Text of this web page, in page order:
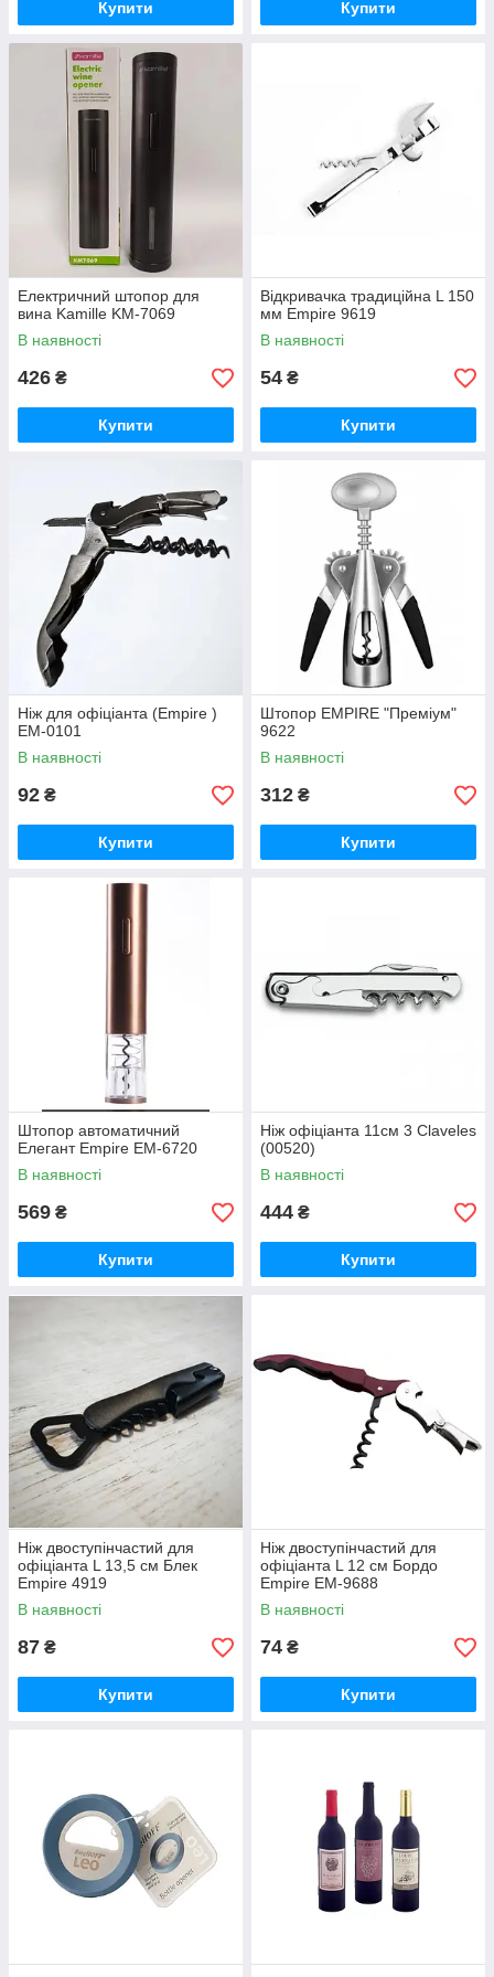
Купити Купити
Електричний штопор для
вина Kamille KM-7069
В наявності
426 ₴
Купити
Відкривачка традиційна L 150
мм Empire 9619
В наявності
54 ₴
Купити
Ніж для офіціанта (Empire )
EM-0101
В наявності
92 ₴
Купити
Штопор EMPIRE "Преміум"
9622
В наявності
312 ₴
Купити
Штопор автоматичний
Елегант Empire EM-6720
В наявності
569 ₴
Купити
Ніж офіціанта 11см 3 Claveles
(00520)
В наявності
444 ₴
Купити
Ніж двоступінчастий для
офіціанта L 13,5 см Блек
Empire 4919
В наявності
87 ₴
Купити
Ніж двоступінчастий для
офіціанта L 12 см Бордо
Empire EM-9688
В наявності
74 ₴
Купити